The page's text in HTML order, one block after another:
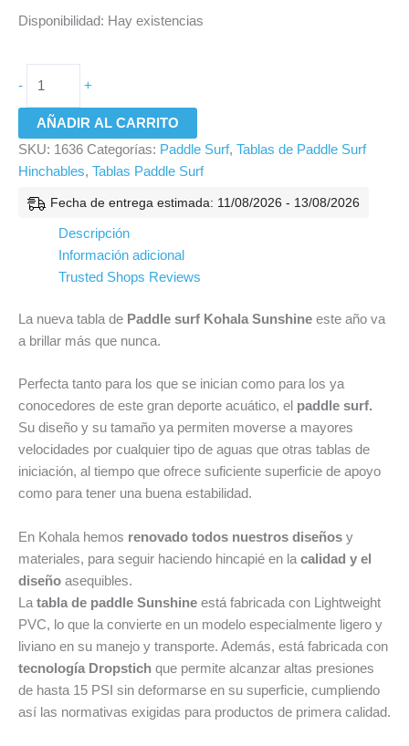
Disponibilidad: Hay existencias
- +
AÑADIR AL CARRITO
SKU: 1636 Categorías: Paddle Surf, Tablas de Paddle Surf
Hinchables, Tablas Paddle Surf
Fecha de entrega estimada: 11/08/2026 - 13/08/2026
Descripción
Información adicional
Trusted Shops Reviews
La nueva tabla de Paddle surf Kohala Sunshine este año va
a brillar más que nunca.
Perfecta tanto para los que se inician como para los ya
conocedores de este gran deporte acuático, el paddle surf.
Su diseño y su tamaño ya permiten moverse a mayores
velocidades por cualquier tipo de aguas que otras tablas de
iniciación, al tiempo que ofrece suficiente superficie de apoyo
como para tener una buena estabilidad.
En Kohala hemos renovado todos nuestros diseños y
materiales, para seguir haciendo hincapié en la calidad y el
diseño asequibles.
La tabla de paddle Sunshine está fabricada con Lightweight
PVC, lo que la convierte en un modelo especialmente ligero y
liviano en su manejo y transporte. Además, está fabricada con
tecnología Dropstich que permite alcanzar altas presiones
de hasta 15 PSI sin deformarse en su superficie, cumpliendo
así las normativas exigidas para productos de primera calidad.